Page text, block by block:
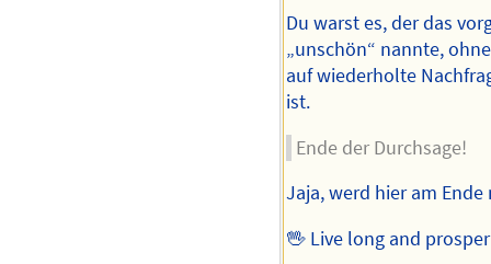
Du warst es, der das
„unschön“ nannte,
auf wiederholte
ist.
Ende der Durchsage!
Jaja, werd hier am
🖖 Live long and prosper